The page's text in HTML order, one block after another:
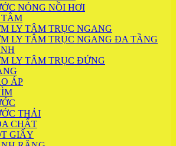
NÓNG NỒI HƠI
TÂM
LY TÂM TRỤC NGANG
LY TÂM TRỤC NGANG ĐA TẦNG
LY TÂM TRỤC ĐỨNG
ÁP
THẢI
CHẤT
GIẤY